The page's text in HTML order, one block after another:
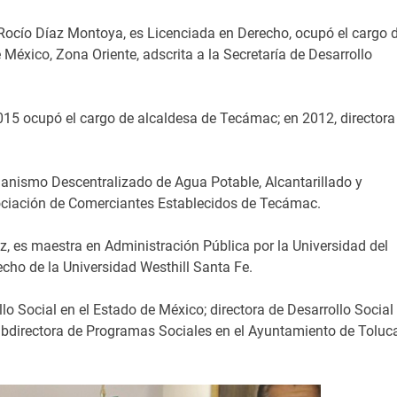
Díaz Montoya, es Licenciada en Derecho, ocupó el cargo
Zona Oriente, adscrita a la Secretaría de Desarrollo
ocupó el cargo de alcaldesa de Tecámac; en 2012,
Descentralizado de Agua Potable, Alcantarillado y
de Comerciantes Establecidos de Tecámac.
es maestra en Administración Pública por la Universidad del
de la Universidad Westhill Santa Fe.
Social en el Estado de México; directora de Desarrollo Social
de Programas Sociales en el Ayuntamiento de